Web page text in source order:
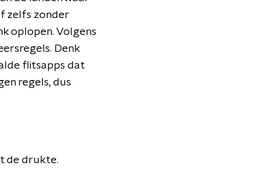
zelfs zonder
oplopen. Volgens
Denk
flitsapps dat
regels, dus
de drukte.